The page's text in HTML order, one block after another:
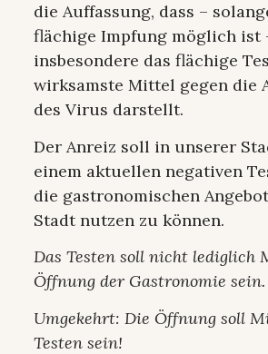
die Auffassung, dass –
flächige Impfung möglich ist
insbesondere das flächige
wirksamste Mittel gegen die
des Virus darstellt.
Der Anreiz soll in unserer
einem aktuellen negativen
die gastronomischen
Stadt nutzen zu können.
Das Testen soll nicht lediglich
Öffnung der Gastronomie sein.
Umgekehrt: Die Öffnung soll
Testen sein!